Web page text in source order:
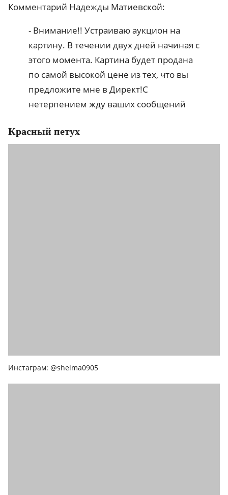
Комментарий Надежды Матиевской:
- Внимание!! Устраиваю аукцион на
картину. В течении двух дней начиная с
этого момента. Картина будет продана
по самой высокой цене из тех, что вы
предложите мне в Директ!С
нетерпением жду ваших сообщений
Красный петух
Инстаграм: @shelma0905